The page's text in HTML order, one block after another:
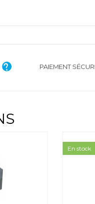
PAIEMENT
En stock